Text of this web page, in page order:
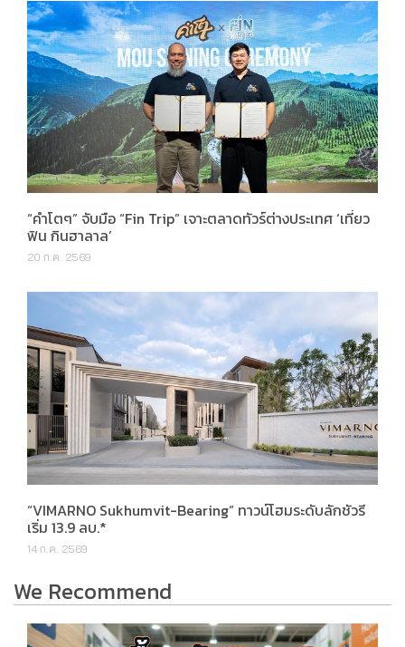
“คำโตๆ” จับมือ “Fin Trip” เจาะตลาดทัวร์ต่างประเทศ ‘เที่ยว
ฟิน กินฮาลาล’
20 ก.ค. 2569
“VIMARNO Sukhumvit-Bearing” ทาวน์โฮมระดับลักชัวรี
เริ่ม 13.9 ลบ.*
14 ก.ค. 2569
We Recommend